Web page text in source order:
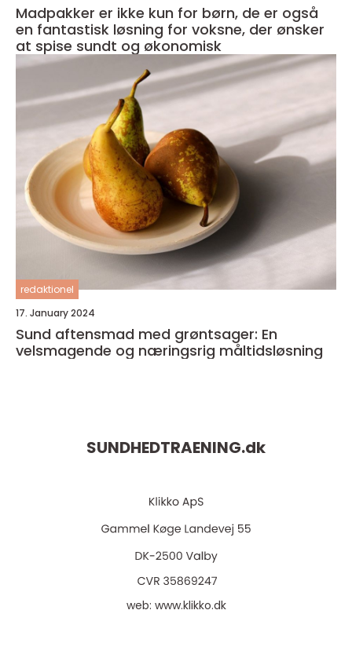
Madpakker er ikke kun for børn, de er også
en fantastisk løsning for voksne, der ønsker
at spise sundt og økonomisk
redaktionel
17. January 2024
Sund aftensmad med grøntsager: En
velsmagende og næringsrig måltidsløsning
SUNDHEDTRAENING.dk
web: www.klikko.dk